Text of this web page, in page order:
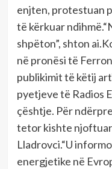
enjten, protestuan
të kërkuar
shpëton”, shton
në pronësi të
publikimit të këtij
pyetjeve të Radios
çështje. Për
tetor kishte
Lladrovci.“U
energjetike në